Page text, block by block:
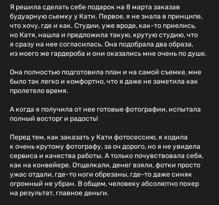
Я решила сделать себе подарок на 8 марта заказав
будуарную сьемку у Кати. Первое, я не знала в принципе,
что хочу, где и как. Студии, уже вроде, как-то приелись,
но Катя, нашла и предложила такую, крутую студию, что
я сразу на нее согласилась. Она подобрала два образа,
из моего же гардероба и они оказались мне очень по душе.
Она полностью подготовила план и на самой съемке, мне
было так легко и комфортно, что я даже не заметила как
пролетело время.
А когда я получила от нее готовые фотографии, испытала
полный восторг и радость!
Перед тем, как заказать у Кати фотосессию, я ходила
к очень крутому фотографу, за оч дорого, но я не увидела
сервиса и качества работы. А только почувствовала себя,
как на конвейере. Отщелкали, денег взяли, фотки просто
ужас отдали, где-то ноги обрезаны, где-то даже синяк
огромный не убран. В общем, человеку абсолютно похер
на результат, главное деньги.